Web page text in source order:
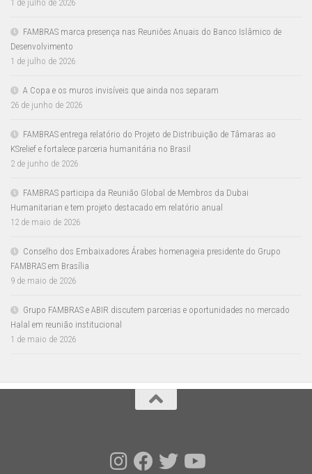
1 de julho de 2026
FAMBRAS marca presença nas Reuniões Anuais do Banco Islâmico de
Desenvolvimento
1 de julho de 2026
A Copa e os muros invisíveis que ainda nos separam
26 de junho de 2026
FAMBRAS entrega relatório do Projeto de Distribuição de Tâmaras ao
KSrelief e fortalece parceria humanitária no Brasil
2 de junho de 2026
FAMBRAS participa da Reunião Global de Membros da Dubai
Humanitarian e tem projeto destacado em relatório anual
12 de maio de 2026
Conselho dos Embaixadores Árabes homenageia presidente do Grupo
FAMBRAS em Brasília
9 de maio de 2026
Grupo FAMBRAS e ABIR discutem parcerias e oportunidades no mercado
Halal em reunião institucional
1 de maio de 2026